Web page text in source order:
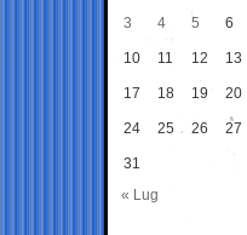
3 4 5 6
10 11 12 13
17 18 19 20
24 25 26 27
31
« Lug